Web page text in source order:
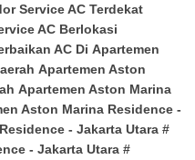
Service AC Terdekat
AC Berlokasi
AC Di Apartemen
Apartemen Aston
Apartemen Aston Marina
Aston Marina Residence -
- Jakarta Utara #
- Jakarta Utara #